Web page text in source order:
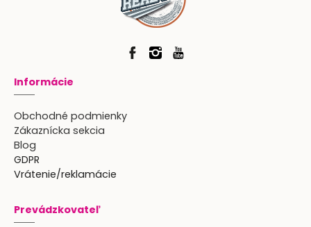
Informácie
Obchodné podmienky
Zákaznícka sekcia
Blog
GDPR
Vrátenie/reklamácie
Prevádzkovateľ